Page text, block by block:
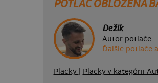
POTLAČ OBLOŽENÁ
Dežik
Autor potlače
Ďalšie potlače
Placky Placky v kategórii